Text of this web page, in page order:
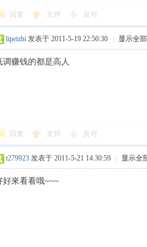
回复 支持 反对
lipeizhi 发表于 2011-5-19 22:50:30 显示全
调赚钱的都是高人
回复 支持 反对
t279923 发表于 2011-5-21 14:30:59 显示全
好來看看哦~~~